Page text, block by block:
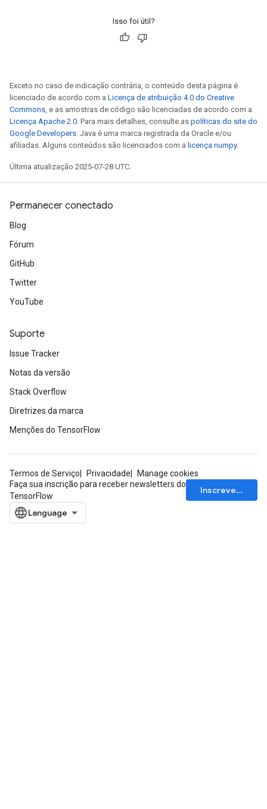
Isso foi útil?
Exceto no caso de indicação contrária, o conteúdo desta página é
licenciado de acordo com a Licença de atribuição 4.0 do Creative
Commons, e as amostras de código são licenciadas de acordo com a
Licença Apache 2.0. Para mais detalhes, consulte as políticas do site do
Google Developers. Java é uma marca registrada da Oracle e/ou
afiliadas. Alguns conteúdos são licenciados com a licença numpy.
Última atualização 2025-07-28 UTC.
Permanecer conectado
Blog
Fórum
GitHub
Twitter
YouTube
Suporte
Issue Tracker
Notas da versão
Stack Overflow
Diretrizes da marca
Menções do TensorFlow
Termos de Serviço Privacidade
Manage cookies
Faça sua inscrição para receber newsletters do
TensorFlow
Inscrever-se